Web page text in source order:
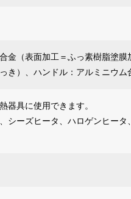
金（表面加工＝ふっ素樹脂塗膜
き）、ハンドル：アルミニウム
器具に使用できます。
シーズヒータ、ハロゲンヒータ